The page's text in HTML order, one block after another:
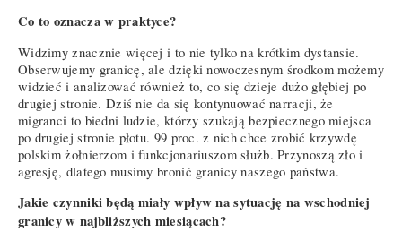
Co to oznacza w praktyce?
Widzimy znacznie więcej i to nie tylko na krótkim dystansie.
Obserwujemy granicę, ale dzięki nowoczesnym środkom możemy
widzieć i analizować również to, co się dzieje dużo głębiej po
drugiej stronie. Dziś nie da się kontynuować narracji, że
migranci to biedni ludzie, którzy szukają bezpiecznego miejsca
po drugiej stronie płotu. 99 proc. z nich chce zrobić krzywdę
polskim żołnierzom i funkcjonariuszom służb. Przynoszą zło i
agresję, dlatego musimy bronić granicy naszego państwa.
Jakie czynniki będą miały wpływ na sytuację na wschodniej
granicy w najbliższych miesiącach?